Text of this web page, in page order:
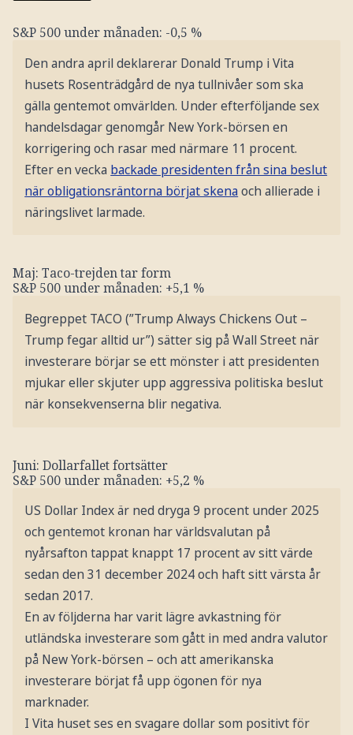
S&P 500 under månaden: -0,5 %
Den andra april deklarerar Donald Trump i Vita
husets Rosenträdgård de nya tullnivåer som ska
gälla gentemot omvärlden. Under efterföljande sex
handelsdagar genomgår New York-börsen en
korrigering och rasar med närmare 11 procent.
Efter en vecka backade presidenten från sina beslut
när obligationsräntorna börjat skenaoch allierade i
näringslivet larmade.
Maj: Taco-trejden tar form
S&P 500 under månaden: +5,1 %
Begreppet TACO (”Trump Always Chickens Out –
Trump fegar alltid ur”) sätter sig på Wall Street när
investerare börjar se ett mönster i att presidenten
mjukar eller skjuter upp aggressiva politiska beslut
när konsekvenserna blir negativa.
Juni: Dollarfallet fortsätter
S&P 500 under månaden: +5,2 %
US Dollar Index är ned dryga 9 procent under 2025
och gentemot kronan har världsvalutan på
nyårsafton tappat knappt 17 procent av sitt värde
sedan den 31 december 2024 och haft sitt värsta år
sedan 2017.
En av följderna har varit lägre avkastning för
utländska investerare som gått in med andra valutor
på New York-börsen – och att amerikanska
investerare börjat få upp ögonen för nya
marknader.
I Vita huset ses en svagare dollar som positivt för